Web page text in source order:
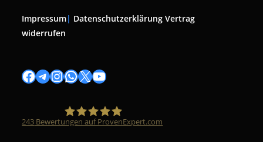
Impressum| Datenschutzerklärung Vertrag
widerrufen
Facebook
Telegram
Instagram
WhatsApp
X YouTube
243 Bewertungen auf ProvenExpert.com